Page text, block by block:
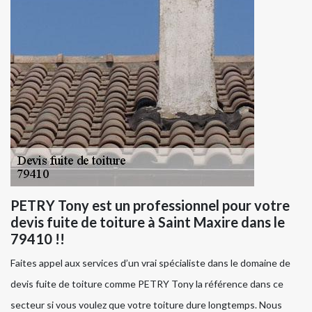
PETRY Tony est un professionnel pour votre
devis fuite de toiture à Saint Maxire dans le
79410 !!
Faites appel aux services d’un vrai spécialiste dans le domaine de
devis fuite de toiture comme PETRY Tony la référence dans ce
secteur si vous voulez que votre toiture dure longtemps. Nous